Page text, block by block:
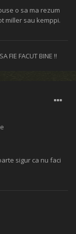
o sa ma rezum
miller sau kemppi.
FIE FACUT BINE !!
sigur ca nu faci